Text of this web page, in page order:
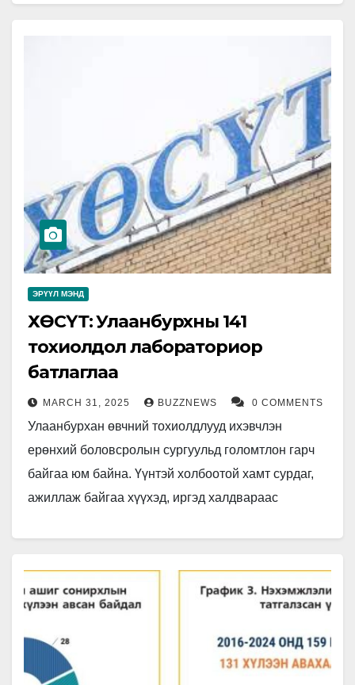
ЭРҮҮЛ МЭНД
ХӨСҮТ: Улаанбурхны 141
тохиолдол лабораториор
батлаглаа
MARCH 31, 2025 BUZZNEWS 0 COMMENTS
Улаанбурхан өвчний тохиолдлууд ихэвчлэн
ерөнхий боловсролын сургуульд голомтлон гарч
байгаа юм байна. Үүнтэй холбоотой хамт сурдаг,
ажиллаж байгаа хүүхэд, иргэд халдвараас